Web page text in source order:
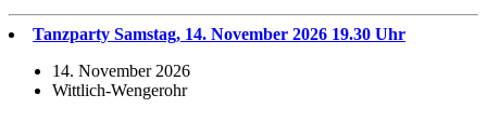
Tanzparty Samstag, 14. November 2026 19.30 Uhr
14. November 2026
Wittlich-Wengerohr